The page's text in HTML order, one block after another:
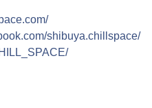
shibuya.chillspace/